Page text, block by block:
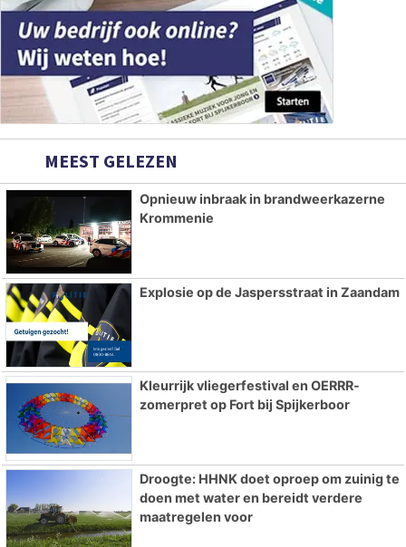
MEEST GELEZEN
Opnieuw inbraak in brandweerkazerne
Krommenie
Explosie op de Jaspersstraat in Zaandam
Kleurrijk vliegerfestival en OERRR-
zomerpret op Fort bij Spijkerboor
Droogte: HHNK doet oproep om zuinig te
doen met water en bereidt verdere
maatregelen voor